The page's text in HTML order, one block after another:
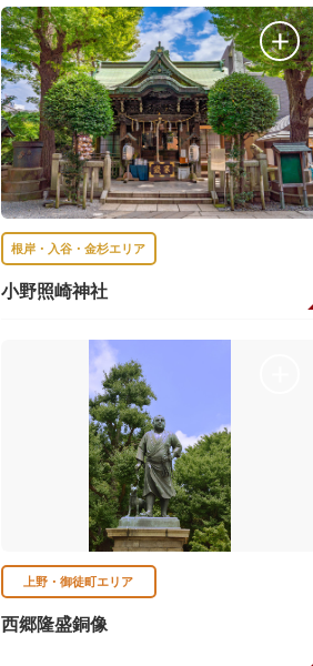
根岸・入谷・金杉エリア
小野照崎神社
上野・御徒町エリア
西郷隆盛銅像